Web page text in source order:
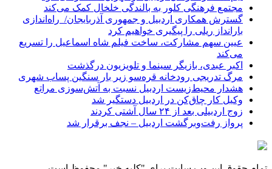
مجتمع فرهنگی کلور به بالندگی خلخال کمک می‌کند
گسترش همکاری اردبیل و جمهوری آذربایجان/ راه‌اندازی
بارانداز ریلی را پیگیری خواهیم کرد
عیین سهم مشارکت، ساخت فیلم شاه‌ اسماعیل را تسریع
می‌کند
اکبر عبدی، بازیگر سینما و تلویزیون درگذشت
مرگ تدریجی رودخانه قره‌سو زیر بار سنگین پساب شهری
هشدار محیط‌زیست اردبیل نسبت به آتش‌سوزی مراتع
وکیل کار چاق‌کن در اردبیل دستگیر شد
زوج اردبیلی بعد از ۲۴ سال آشتی کردند
پرواز رفت‌وبرگشت اردبیل – نجف برقرار شد